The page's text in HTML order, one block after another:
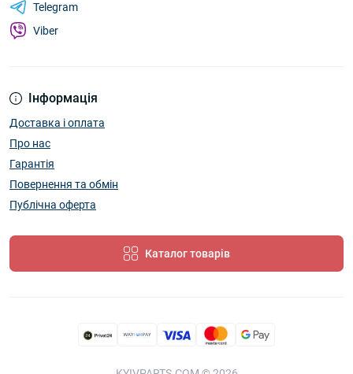
Інформація
Доставка і оплата
Про нас
Гарантія
Повернення та обмін
Публічна оферта
Каталог товарів
Telegram
Viber